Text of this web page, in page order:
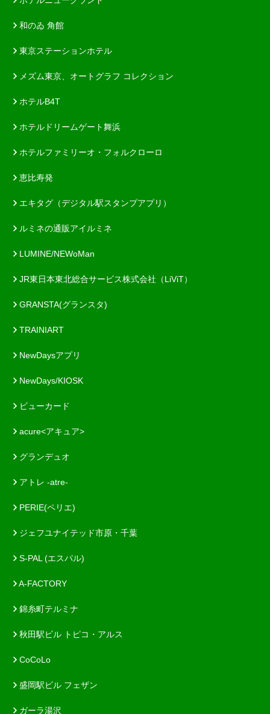
和のゐ 角館
東京ステーションホテル
メズム東京、オートグラフ コレクション
ホテルB4T
ホテルドリームゲート舞浜
ホテルファミリーオ・フォルクローロ
恵比寿発
エキタグ（デジタル駅スタンプアプリ）
ルミネの通販アイルミネ
LUMINE/NEWoMan
JR東日本東北総合サービス株式会社（LiViT）
GRANSTA(グランスタ)
TRAINIART
NewDaysアプリ
NewDays/KIOSK
ビューカード
acure<アキュア>
グランデュオ
アトレ -atre-
PERIE(ペリエ)
ジェフユナイテッド市原・千葉
S-PAL (エスパル)
A-FACTORY
錦糸町テルミナ
秋田駅ビル トピコ・アルス
CoCoLo
盛岡駅ビル フェザン
ガーラ湯沢